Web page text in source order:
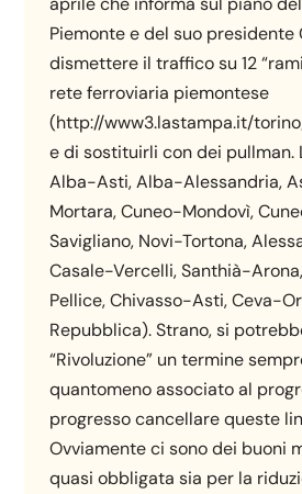
Piemonte e del suo presidente
dismettere il traffico su 12
rete ferroviaria piemontese
(http://www3.lastampa.it/
e di sostituirli con dei pullman.
Alba-Asti, Alba-Alessandria,
Mortara, Cuneo-Mondovì,
Savigliano, Novi-Tortona,
Casale-Vercelli, Santhià-
Pellice, Chivasso-Asti, Ceva-
Repubblica). Strano, si
“Rivoluzione” un termine
quantomeno associato al
progresso cancellare queste
Ovviamente ci sono dei buoni
quasi obbligata sia per la